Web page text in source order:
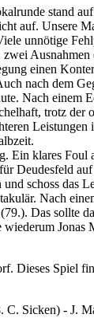
stand
auf. Unsere
unnötige
einen
nach dem
Nach einem
trotz der
Ein klares Foul
Deudesfeld
schoss das
Nach
Das sollte
wiederum Jonas
Dieses Spiel
Sicken) - J.